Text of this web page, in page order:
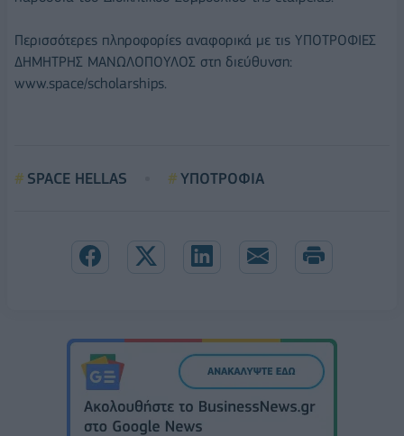
Περισσότερες πληροφορίες αναφορικά με τις ΥΠΟΤΡΟΦΙΕΣ
ΔΗΜΗΤΡΗΣ ΜΑΝΩΛΟΠΟΥΛΟΣ στη διεύθυνση:
www.space/scholarships.
SPACE HELLAS ΥΠΟΤΡΟΦΙΑ